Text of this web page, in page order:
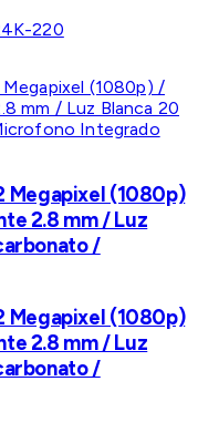
220
Megapixel (1080p)
2.8 mm / Luz
/
Megapixel (1080p)
2.8 mm / Luz
/